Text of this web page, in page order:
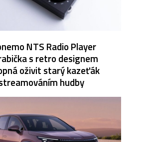
NTS Radio Player
s retro designem
oživit starý kazeťák
hudby